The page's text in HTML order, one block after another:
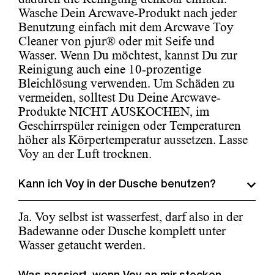
Wasche Dein Arcwave-Produkt nach jeder
Benutzung einfach mit dem Arcwave Toy
Cleaner von pjur® oder mit Seife und
Wasser. Wenn Du möchtest, kannst Du zur
Reinigung auch eine 10-prozentige
Bleichlösung verwenden. Um Schäden zu
vermeiden, solltest Du Deine Arcwave-
Produkte NICHT AUSKOCHEN, im
Geschirrspüler reinigen oder Temperaturen
höher als Körpertemperatur aussetzen. Lasse
Voy an der Luft trocknen.
Kann ich Voy in der Dusche benutzen?
Ja. Voy selbst ist wasserfest, darf also in der
Badewanne oder Dusche komplett unter
Wasser getaucht werden.